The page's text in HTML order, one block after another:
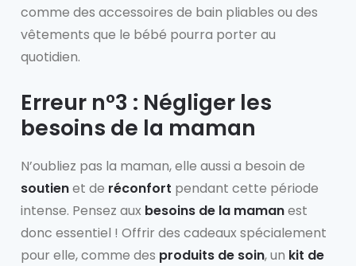
comme des accessoires de bain pliables ou des
vêtements que le bébé pourra porter au
quotidien.
Erreur n°3 : Négliger les
besoins de la maman
N’oubliez pas la maman, elle aussi a besoin de
soutienet de réconfort pendant cette période
intense. Pensez aux besoins de la mamanest
donc essentiel ! Offrir des cadeaux spécialement
pour elle, comme des produits de soin, un kit de